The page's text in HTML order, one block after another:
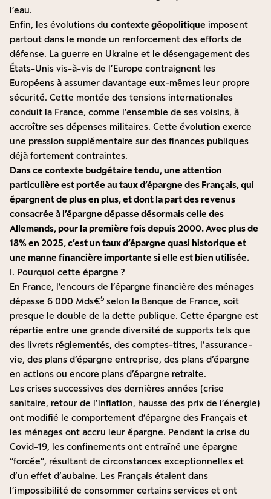
l’eau.
Enfin, les évolutions du contexte géopolitique imposent
partout dans le monde un renforcement des efforts de
défense. La guerre en Ukraine et le désengagement des
États-Unis vis-à-vis de l’Europe contraignent les
Européens à assumer davantage eux-mêmes leur propre
sécurité. Cette montée des tensions internationales
conduit la France, comme l’ensemble de ses voisins, à
accroître ses dépenses militaires. Cette évolution exerce
une pression supplémentaire sur des finances publiques
déjà fortement contraintes.
Dans ce contexte budgétaire tendu, une attention
particulière est portée au taux d’épargne des Français, qui
épargnent de plus en plus, et dont la part des revenus
consacrée à l’épargne dépasse désormais celle des
Allemands, pour la première fois depuis 2000. Avec plus de
18% en 2025, c’est un taux d’épargne quasi historique et
une manne financière importante si elle est bien utilisée.
I. Pourquoi cette épargne ?
En France, l’encours de l’épargne financière des ménages
dépasse 6 000 Mds€5 selon la Banque de France, soit
presque le double de la dette publique. Cette épargne est
répartie entre une grande diversité de supports tels que
des livrets réglementés, des comptes-titres, l’assurance-
vie, des plans d’épargne entreprise, des plans d’épargne
en actions ou encore plans d’épargne retraite.
Les crises successives des dernières années (crise
sanitaire, retour de l’inflation, hausse des prix de l’énergie)
ont modifié le comportement d’épargne des Français et
les ménages ont accru leur épargne. Pendant la crise du
Covid-19, les confinements ont entraîné une épargne
“forcée”, résultant de circonstances exceptionnelles et
d’un effet d’aubaine. Les Français étaient dans
l’impossibilité de consommer certains services et ont